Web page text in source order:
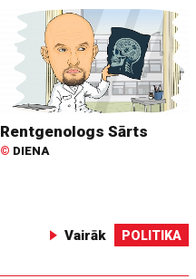
Rentgenologs Sārts
© DIENA
Vairāk POLITIKA